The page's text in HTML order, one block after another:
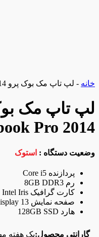
خانه - لپ تاپ مک بوک پرو Apple Mackbook Pro 2014
Pro 2014
وضعیت دستگاه : استوک
پردازنده Core i5
رم 8GB DDR3
کارت گرافیک Intel Iris
صفحه نمایش Retina display 13
هارد 128GB SSD
گارانتی محصول:یک هفته